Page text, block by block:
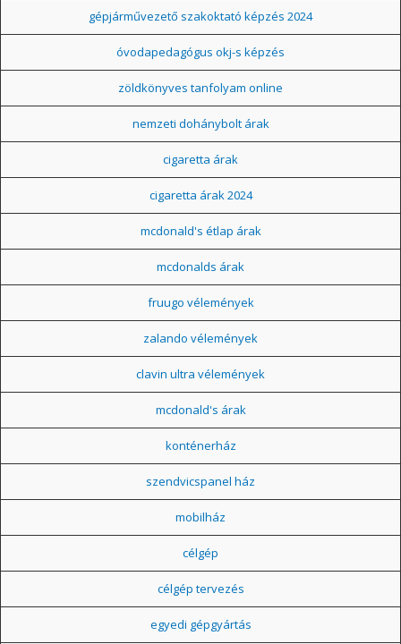
gépjárművezető szakoktató képzés 2024
óvodapedagógus okj-s képzés
zöldkönyves tanfolyam online
nemzeti dohánybolt árak
cigaretta árak
cigaretta árak 2024
mcdonald's étlap árak
mcdonalds árak
fruugo vélemények
zalando vélemények
clavin ultra vélemények
mcdonald's árak
konténerház
szendvicspanel ház
mobilház
célgép
célgép tervezés
egyedi gépgyártás